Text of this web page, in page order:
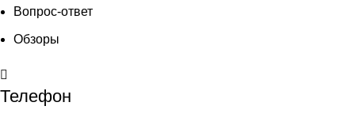
Вопрос-ответ
Обзоры
Телефон